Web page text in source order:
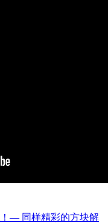
！— 同样精彩的方块解